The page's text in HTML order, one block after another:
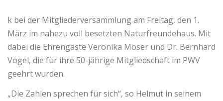
k bei der Mitgliederversammlung am Freitag, den 1.
März im nahezu voll besetzten Naturfreundehaus. Mit
dabei die Ehrengäste Veronika Moser und Dr. Bernhard
Vogel, die für ihre 50-jährige Mitgliedschaft im PWV
geehrt wurden.
„Die Zahlen sprechen für sich“, so Helmut in seinem